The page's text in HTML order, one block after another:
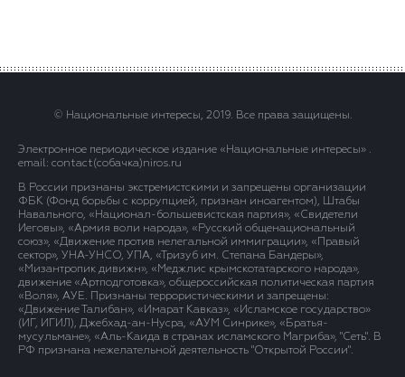
© Национальные интересы, 2019. Все права защищены.
Электронное периодическое издание «Национальные интересы» .
email: contact(сoбaчка)niros.ru
В России признаны экстремистскими и запрещены организации
ФБК (Фонд борьбы с коррупцией, признан иноагентом), Штабы
Навального, «Национал-большевистская партия», «Свидетели
Иеговы», «Армия воли народа», «Русский общенациональный
союз», «Движение против нелегальной иммиграции», «Правый
сектор», УНА-УНСО, УПА, «Тризуб им. Степана Бандеры»,
«Мизантропик дивижн», «Меджлис крымскотатарского народа»,
движение «Артподготовка», общероссийская политическая партия
«Воля», АУЕ. Признаны террористическими и запрещены:
«Движение Талибан», «Имарат Кавказ», «Исламское государство»
(ИГ, ИГИЛ), Джебхад-ан-Нусра, «АУМ Синрике», «Братья-
мусульмане», «Аль-Каида в странах исламского Магриба», "Сеть". В
РФ признана нежелательной деятельность "Открытой России".